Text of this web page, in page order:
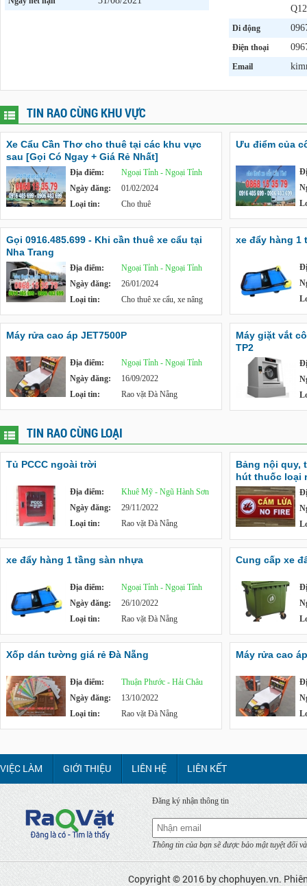
Di động
Điện thoại
Email
TIN RAO CÙNG KHU VỰC
Xe Cẩu Cần Thơ cho thuê tại các khu vực
sau [Gọi Có Ngay + Giá Rẻ Nhất]
Địa điểm:
Ngoại Tỉnh - Ngoại Tỉnh
Ngày đăng:
01/02/2024
Loại tin:
Cho thuê
Ưu điểm của
Gọi 0916.485.699 - Khi cần thuê xe cẩu tại
Nha Trang
Địa điểm:
Ngoại Tỉnh - Ngoại Tỉnh
Ngày đăng:
26/01/2024
Loại tin:
Cho thuê xe cẩu, xe nâng
xe đẩy hàng 1
Máy rửa cao áp JET7500P
Địa điểm:
Ngoại Tỉnh - Ngoại Tỉnh
Ngày đăng:
16/09/2022
Loại tin:
Rao vặt Đà Nẵng
Máy giặt vắt
TP2
TIN RAO CÙNG LOẠI
Tủ PCCC ngoài trời
Địa điểm:
Khuê Mỹ - Ngũ Hành Sơn
Ngày đăng:
29/11/2022
Loại tin:
Rao vặt Đà Nẵng
Bảng nội quy,
hút thuốc loại
xe đẩy hàng 1 tầng sàn nhựa
Địa điểm:
Ngoại Tỉnh - Ngoại Tỉnh
Ngày đăng:
26/10/2022
Loại tin:
Rao vặt Đà Nẵng
Cung cấp xe
Xốp dán tường giá rẻ Đà Nẵng
Địa điểm:
Thuận Phước - Hải Châu
Ngày đăng:
13/10/2022
Loại tin:
Rao vặt Đà Nẵng
Máy rửa cao
VIỆC LÀM GIỚI THIỆU LIÊN HỆ LIÊN KẾT
Đăng ký nhận thông tin
Thông tin của bạn sẽ được bảo mật tuyệt đối
Copyright © 2016 bychophuyen.vn.